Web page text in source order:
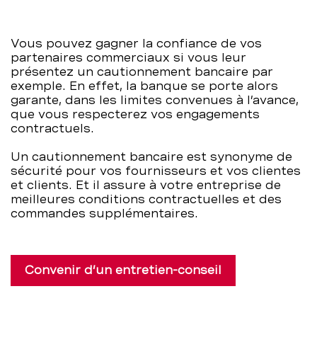
BCBE
Vous pouvez gagner la confiance de vos
partenaires commerciaux si vous leur
présentez un cautionnement bancaire par
exemple. En effet, la banque se porte alors
garante, dans les limites convenues à l’avance,
que vous respecterez vos engagements
contractuels.
Un cautionnement bancaire est synonyme de
sécurité pour vos fournisseurs et vos clientes
et clients. Et il assure à votre entreprise de
meilleures conditions contractuelles et des
commandes supplémentaires.
Convenir d’un entretien-conseil